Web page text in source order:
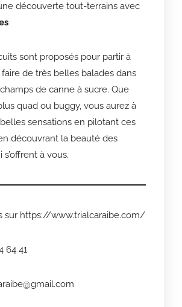
découverte tout-terrains avec
sont proposés pour partir à
faire de très belles balades dans
de canne à sucre. Que
quad ou buggy, vous aurez à
sensations en pilotant ces
découvrant la beauté des
s’offrent à vous.
sur https://www.trialcaraibe.com/
64 41